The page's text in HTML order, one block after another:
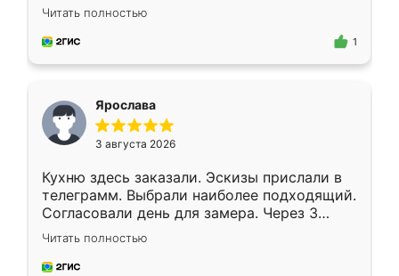
короткие сроки изготовления. Приехавший
для замера сотрудник Владислав
предложил по моему эскизу самый
Читать полностью
1
Ярослава
3 августа 2026
Кухню здесь заказали. Эскизы прислали в
телеграмм. Выбрали наиболее подходящий.
Согласовали день для замера. Через 3
недели кухня была уже готова. Остались
довольны работой. Спасибо Ренессанс
мебель за качественную работу!
Читать полностью